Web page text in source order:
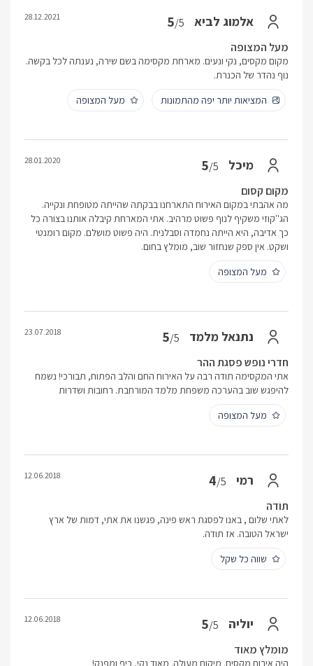
אלמוג לביא 5/5
28.12.2021
מעל המצופה
מקום מקסים, נקי ונעים. מארחת מקסימה בשם שירה, נענתה לכל בקשה.
נוף נהדר של הכנרת.
המציאות יותר יפה מהתמונות
מעל המצופה
מיכל 5/5
28.01.2020
מקום קסום
מה אהבתי במקום האירוח התארחנו בבקתה שהייתה מטופחת ונקייה.
הג''קוזי משקיף לנוף פשוט מרהיב. אתי המארחת קיבלה אותנו בצורה כל
כך אדיבה, היא הייתה נחמדה וסבלנית. היה פשוט מושלם. מקום רומנטי
ושקט. אין ספק שנחזור שוב, מומלץ בחום.
מעל המצופה
נתנאל מלמד 5/5
23.07.2018
חדרי נופש פסגת ההר
אתי המקסימה תודה רבה על האירוח החם והלב הפתוח, תבורכי! נשמח
להיפגש שוב בהערכה משפחת מלמד המורחבת. רחובות ושדרות
מעל המצופה
רמי 4/5
12.06.2018
תודה
לאתי שלום , באנו לפסגת ראש פינה, פגשנו את אתי, דמות של ארץ
ישראל הטובה. אז תודה.
שווה כל שקל
יוליה 5/5
12.06.2018
מומלץ מאוד
היה אירוח מקסים. מיקום מעולה. מאוד נקי, כיף ומפנק!